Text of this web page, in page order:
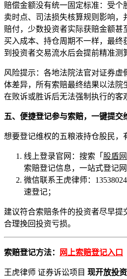
赔偿金额没有统一固定标准：受个
卖时点、司法损失核算规则影响，
赔付，少数投资者实际获赔金额甚
买入成本、持仓周期不一样，最终
到投资者交易流水后会提前精准测
风险提示：各地法院法官对证券虚
体差异，所有索赔最终结果以法院
在败诉或胜诉后无法强制执行的客
五、便捷登记参与索赔，一键提交
想要登记维权的五粮液持仓股民，
线上登录官网：搜索「 股盾网
索赔登记信息，一站式登记网
微信联系王虎律师：
速登记；
建议符合索赔条件的投资者尽早提
合理挽回投资亏损。
索赔登记方法： 网上索赔登记入口
王虎律师 证券诉讼项目 现开放投